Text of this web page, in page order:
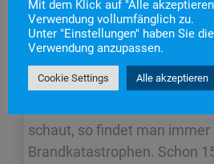
ALLGEMEIN ,NEUIGKEITEN,
160 Jahre im
schaut, so findet man
Brandkatastrophen. Schon
Mit dem Klick auf "Alle
Verwendung vollumfänglich zu.
Unter "Einstellungen" haben Sie
Verwendung anzupassen.
Cookie Settings Alle akzeptieren